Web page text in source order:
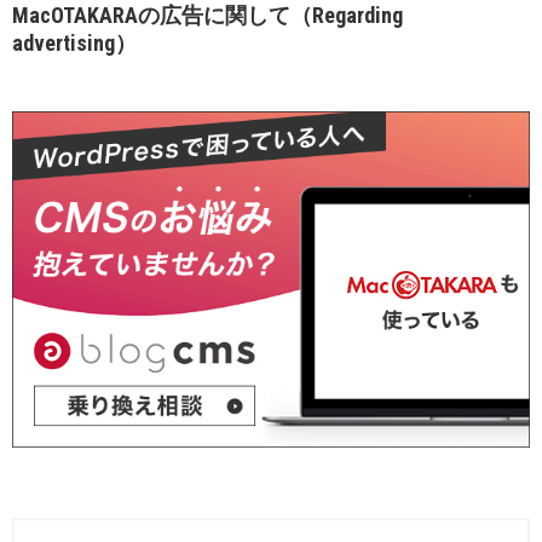
MacOTAKARAの広告に関して（Regarding
advertising）